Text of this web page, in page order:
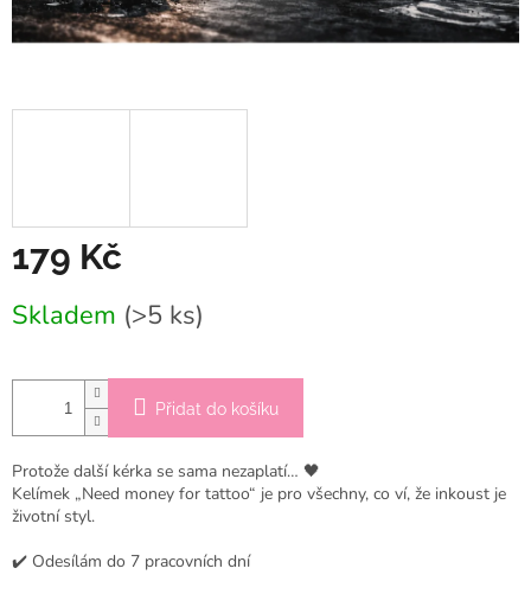
179 Kč
cena:
Skladem (>5 ks)
Přidat do košíku
Protože další kérka se sama nezaplatí… 🖤
Kelímek „Need money for tattoo“ je pro všechny, co ví, že inkoust je
životní styl.
✔️ Odesílám do 7 pracovních dní